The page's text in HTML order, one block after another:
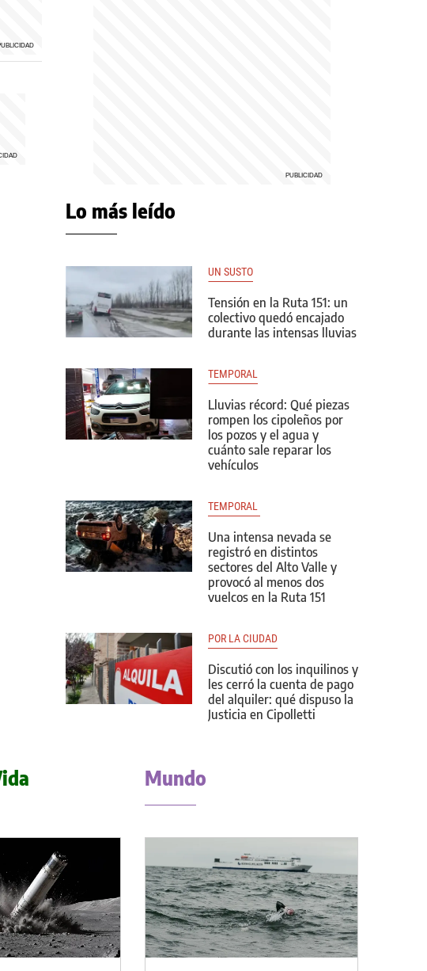
Lo más leído
UN SUSTO
Tensión en la Ruta 151: un
colectivo quedó encajado
durante las intensas lluvias
TEMPORAL
Lluvias récord: Qué piezas
rompen los cipoleños por
los pozos y el agua y
cuánto sale reparar los
vehículos
TEMPORAL
Una intensa nevada se
registró en distintos
sectores del Alto Valle y
provocó al menos dos
vuelcos en la Ruta 151
POR LA CIUDAD
Discutió con los inquilinos y
les cerró la cuenta de pago
del alquiler: qué dispuso la
Justicia en Cipolletti
Mundo